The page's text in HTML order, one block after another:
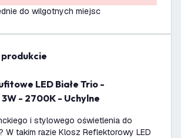
do wilgotnych miejsc
produkcie
- 2700K - Uchylne
i stylowego oświetlenia do
W takim razie Klosz Reflektorowy LED